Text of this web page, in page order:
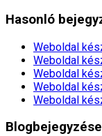
Hasonló
Weboldal
Weboldal
Weboldal
Weboldal
Weboldal